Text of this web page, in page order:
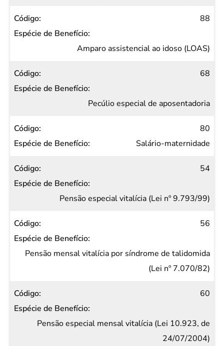
88
Amparo assistencial ao idoso (LOAS)
68
Pecúlio especial de aposentadoria
80
Salário-maternidade
54
Pensão especial vitalícia (Lei nº 9.793/99)
56
Pensão mensal vitalícia por síndrome de talidomida
(Lei nº 7.070/82)
60
Pensão especial mensal vitalícia (Lei 10.923, de
24/07/2004)